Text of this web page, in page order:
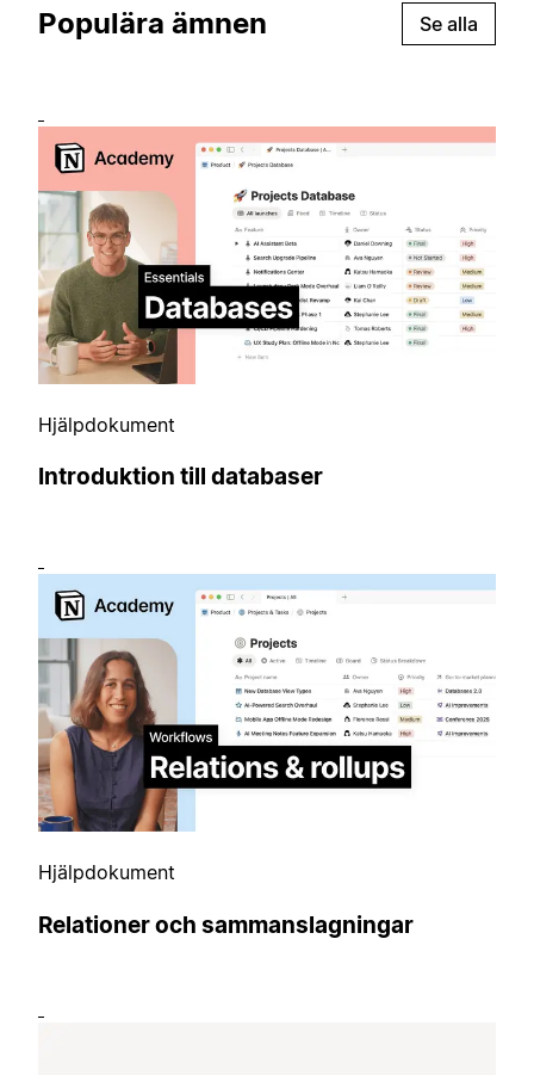
Populära ämnen Se alla
Hjälpdokument
Introduktion till databaser
Hjälpdokument
Relationer och sammanslagningar